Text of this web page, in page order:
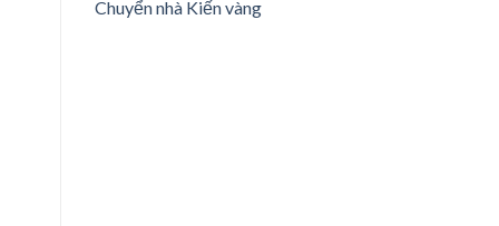
Chuyển nhà Kiến vàng